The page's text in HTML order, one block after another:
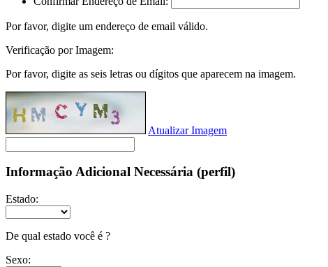
Por favor, digite um endereço de email válido.
Verificação por Imagem:
Por favor, digite as seis letras ou dígitos que aparecem na imagem.
Atualizar Imagem
Informação Adicional Necessária (perfil)
Estado:
De qual estado você é ?
Sexo: